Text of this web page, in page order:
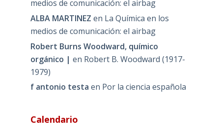
medios de comunicación: el airbag
ALBA MARTINEZ en La Química en los
medios de comunicación: el airbag
Robert Burns Woodward, químico
orgánico | en Robert B. Woodward (1917-
1979)
f antonio testa en Por la ciencia española
Calendario